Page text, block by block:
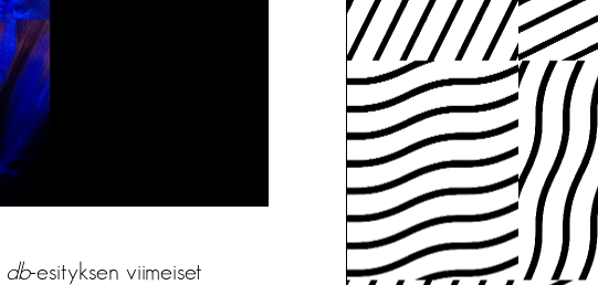
db-esityksen viimeiset